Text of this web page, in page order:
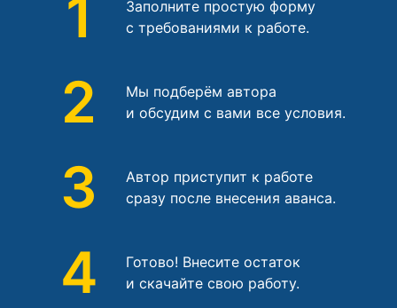
1
Заполните простую форму
с требованиями к работе.
2
Мы подберём автора
и обсудим с вами все условия.
3
Автор приступит к работе
сразу после внесения аванса.
4
Готово! Внесите остаток
и скачайте свою работу.